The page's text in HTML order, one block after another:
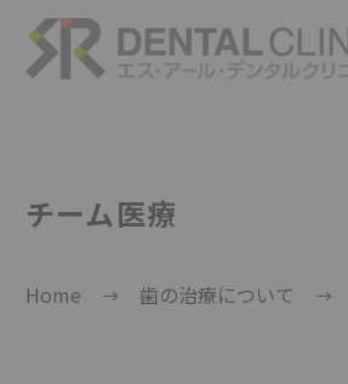
チーム医療
Home 歯の治療について